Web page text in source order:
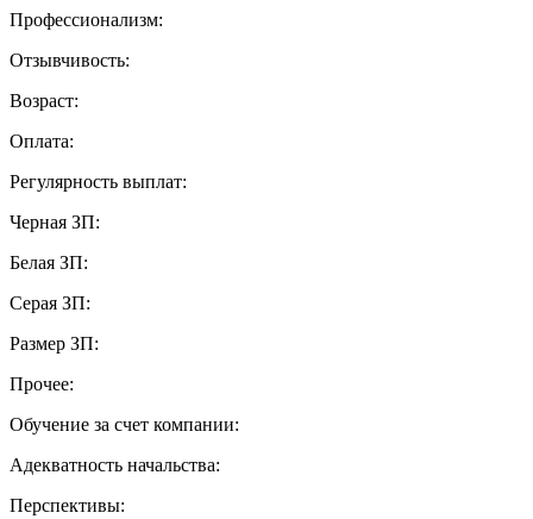
Профессионализм:
Отзывчивость:
Возраст:
Оплата:
Регулярность выплат:
Черная ЗП:
Белая ЗП:
Серая ЗП:
Размер ЗП:
Прочее:
Обучение за счет компании:
Адекватность начальства:
Перспективы: